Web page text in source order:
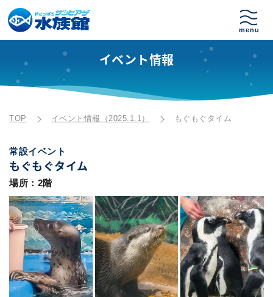
イベント情報
TOP イベント情報（2025.1.1） もぐもぐタイム
常設イベント
もぐもぐタイム
場所：2階